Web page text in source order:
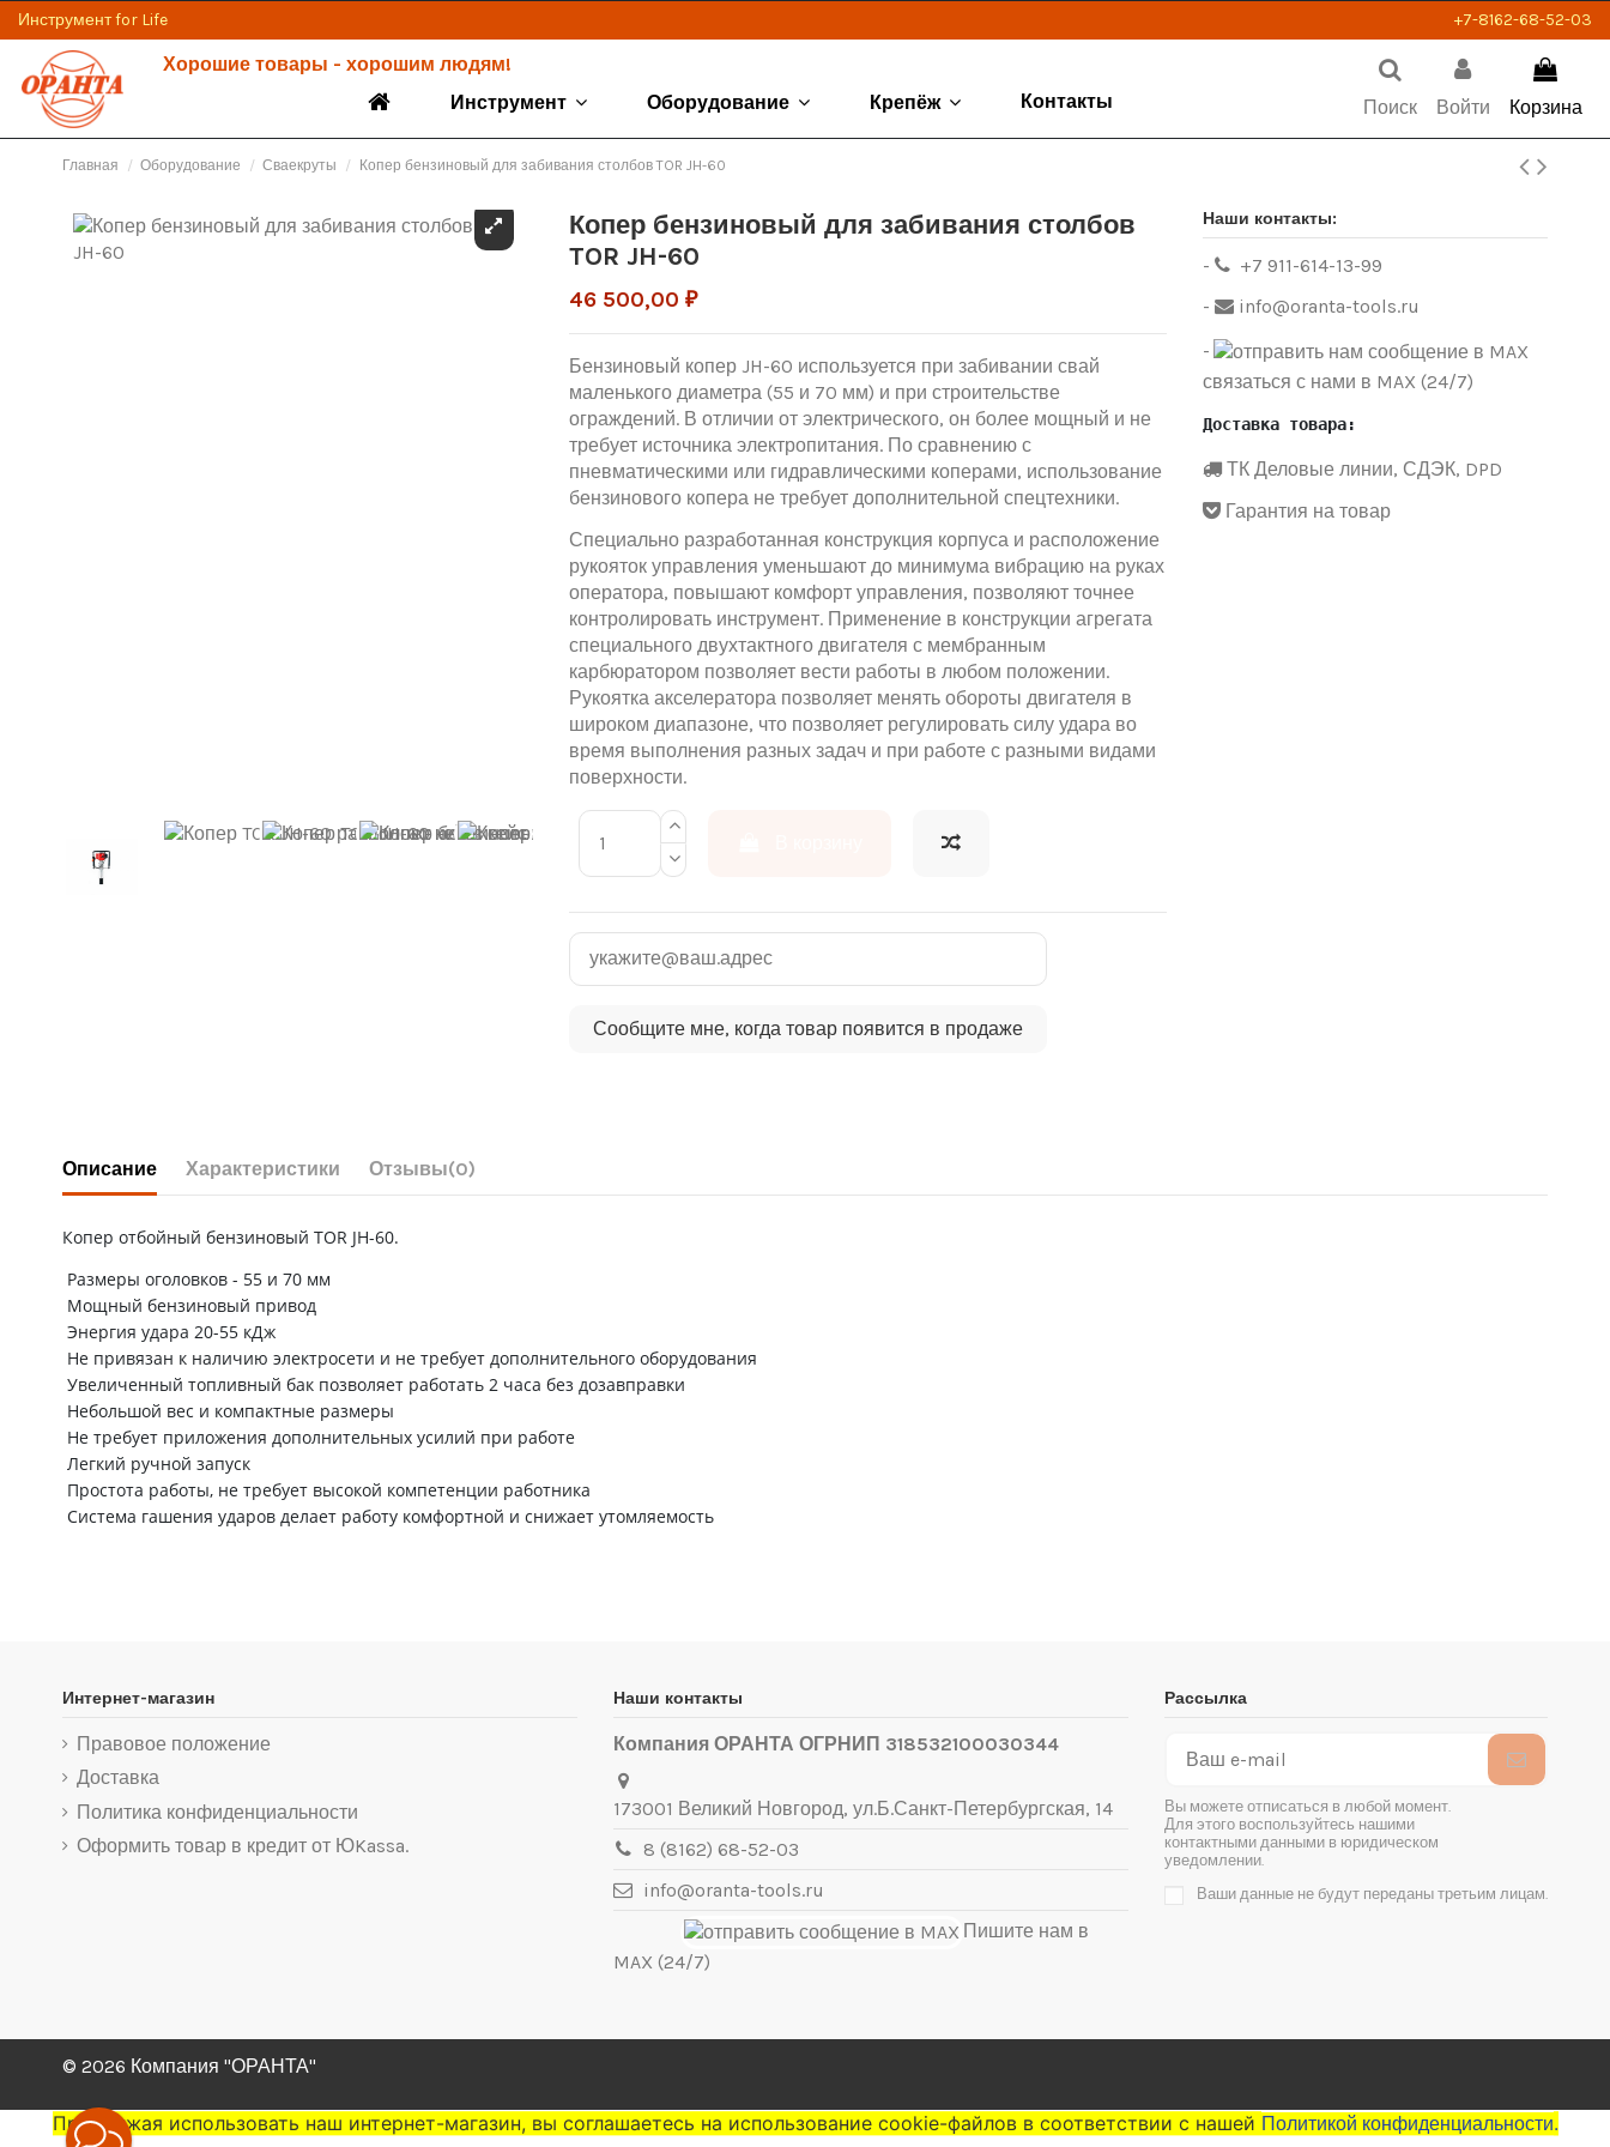
Инструмент for Life +7-8162-68-52-03
Хорошие товары - хорошим людям!
Инструмент
Оборудование Крепёж Контакты Поиск Войти Корзина
Главная Оборудование Сваекруты Копер бензиновый для забивания столбов TOR JH-60
Копер бензиновый для забивания столбов
TOR JH-60
46 500,00 ₽
Бензиновый копер JH-60 используется при забивании свай
маленького диаметра (55 и 70 мм) и при строительстве
ограждений. В отличии от электрического, он более мощный и не
требует источника электропитания. По сравнению с
пневматическими или гидравлическими коперами, использование
бензинового копера не требует дополнительной спецтехники.
Специально разработанная конструкция корпуса и расположение
рукояток управления уменьшают до минимума вибрацию на руках
оператора, повышают комфорт управления, позволяют точнее
контролировать инструмент. Применение в конструкции агрегата
специального двухтактного двигателя с мембранным
карбюратором позволяет вести работы в любом положении.
Рукоятка акселератора позволяет менять обороты двигателя в
широком диапазоне, что позволяет регулировать силу удара во
время выполнения разных задач и при работе с разными видами
поверхности.
Наши контакты:
-
+7 911-614-13-99
-
info@oranta-tools.ru
-
связаться с нами в MAX (24/7)
Доставка товара:
ТК Деловые линии, СДЭК, DPD
Гарантия на товар
Описание Характеристики Отзывы(0)
Копер отбойный бензиновый TOR JH-60.
Размеры оголовков - 55 и 70 мм
Мощный бензиновый привод
Энергия удара 20-55 кДж
Не привязан к наличию электросети и не требует дополнительного оборудования
Увеличенный топливный бак позволяет работать 2 часа без дозавправки
Небольшой вес и компактные размеры
Не требует приложения дополнительных усилий при работе
Легкий ручной запуск
Простота работы, не требует высокой компетенции работника
Система гашения ударов делает работу комфортной и снижает утомляемость
Интернет-магазин
Правовое положение
Доставка
Политика конфиденциальности
Оформить товар в кредит от ЮKassa.
Наши контакты
Компания ОРАНТА ОГРНИП 318532100030344
173001 Великий Новгород, ул.Б.Санкт-Петербургская, 14
8 (8162) 68-52-03
info@oranta-tools.ru
Пишите нам в
MAX (24/7)
Рассылка
Вы можете отписаться в любой момент.
Для этого воспользуйтесь нашими
контактными данными в юридическом
уведомлении.
Ваши данные не будут переданы третьим лицам.
© 2026 Компания "ОРАНТА"
Продолжая использовать наш интернет-магазин, вы соглашаетесь на использование cookie-файлов в соответствии с нашей Политикой конфиденциальности.